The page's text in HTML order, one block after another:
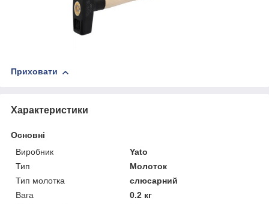
Приховати
Характеристики
Основні
Виробник
Yato
Тип
Молоток
Тип молотка
слюсарний
Вага
0.2 кг